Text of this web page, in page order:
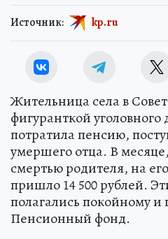
Источник: kp.ru
Жительница села в
фигуранткой уголовного
потратила пенсию,
умершего отца. В
смертью родителя, на
пришло 14 500 рублей.
полагались покойному и
Пенсионный фонд.